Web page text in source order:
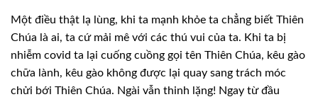
Một điều thật lạ lùng, khi ta mạnh khỏe ta chẳng biết Thiên
Chúa là ai, ta cứ mải mê với các thú vui của ta. Khi ta bị
nhiễm covid ta lại cuống cuồng gọi tên Thiên Chúa, kêu gào
chữa lành, kêu gào không được lại quay sang trách móc
chửi bới Thiên Chúa. Ngài vẫn thinh lặng! Ngay từ đầu